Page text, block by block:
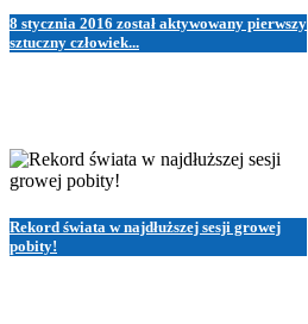
8 stycznia 2016 został aktywowany pierwszy
sztuczny człowiek...
Rekord świata w najdłuższej sesji growej
pobity!